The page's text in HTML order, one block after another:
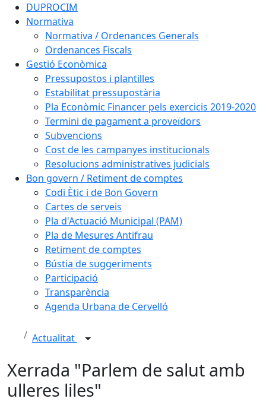
DUPROCIM
Normativa
Normativa / Ordenances Generals
Ordenances Fiscals
Gestió Econòmica
Pressupostos i plantilles
Estabilitat pressupostària
Pla Econòmic Financer pels exercicis 2019-2020
Termini de pagament a proveïdors
Subvencions
Cost de les campanyes institucionals
Resolucions administratives judicials
Bon govern / Retiment de comptes
Codi Ètic i de Bon Govern
Cartes de serveis
Pla d'Actuació Municipal (PAM)
Pla de Mesures Antifrau
Retiment de comptes
Bústia de suggeriments
Participació
Transparència
Agenda Urbana de Cervelló
Actualitat
Xerrada "Parlem de salut amb
ulleres liles"